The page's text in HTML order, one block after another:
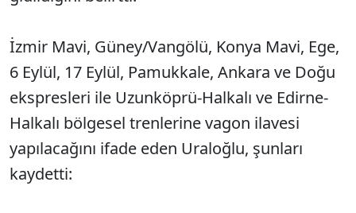
İzmir Mavi, Güney/Vangölü, Konya Mavi, Ege,
6 Eylül, 17 Eylül, Pamukkale, Ankara ve Doğu
ekspresleri ile Uzunköprü-Halkalı ve Edirne-
Halkalı bölgesel trenlerine vagon ilavesi
yapılacağını ifade eden Uraloğlu, şunları
kaydetti: